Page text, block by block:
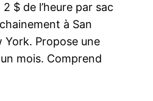
$ de l’heure par sac
à San
York. Propose une
mois. Comprend